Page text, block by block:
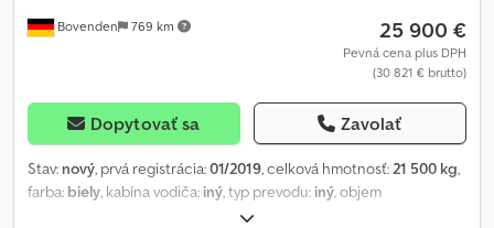
Bovenden 769 km 25 900 €
Pevná cena plus DPH
(30 821 € brutto)
Dopytovať sa Zavolať
Stav: nový, prvá registrácia:01/2019, celková hmotnosť:21 500 kg,
farba: biely, kabína vodiča: iný, typ prevodu: iný, objem
, dĺžka ložného priestoru: